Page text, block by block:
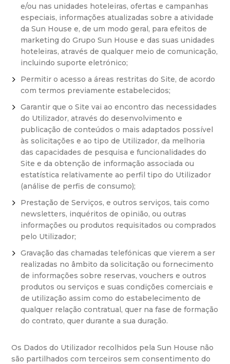
e/ou nas unidades hoteleiras, ofertas e campanhas
especiais, informações atualizadas sobre a atividade
da Sun House e, de um modo geral, para efeitos de
marketing do Grupo Sun House e das suas unidades
hoteleiras, através de qualquer meio de comunicação,
incluindo suporte eletrónico;
Permitir o acesso a áreas restritas do Site, de acordo
com termos previamente estabelecidos;
Garantir que o Site vai ao encontro das necessidades
do Utilizador, através do desenvolvimento e
publicação de conteúdos o mais adaptados possível
às solicitações e ao tipo de Utilizador, da melhoria
das capacidades de pesquisa e funcionalidades do
Site e da obtenção de informação associada ou
estatística relativamente ao perfil tipo do Utilizador
(análise de perfis de consumo);
Prestação de Serviços, e outros serviços, tais como
newsletters, inquéritos de opinião, ou outras
informações ou produtos requisitados ou comprados
pelo Utilizador;
Gravação das chamadas telefónicas que vierem a ser
realizadas no âmbito da solicitação ou fornecimento
de informações sobre reservas, vouchers e outros
produtos ou serviços e suas condições comerciais e
de utilização assim como do estabelecimento de
qualquer relação contratual, quer na fase de formação
do contrato, quer durante a sua duração.
Os Dados do Utilizador recolhidos pela Sun House não
são partilhados com terceiros sem consentimento do